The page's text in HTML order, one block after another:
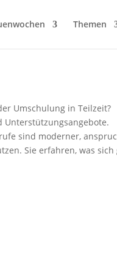
Themen
Umschulung in Teilzeit?
Unterstützungsangebote.
sind moderner,
Sie erfahren, was